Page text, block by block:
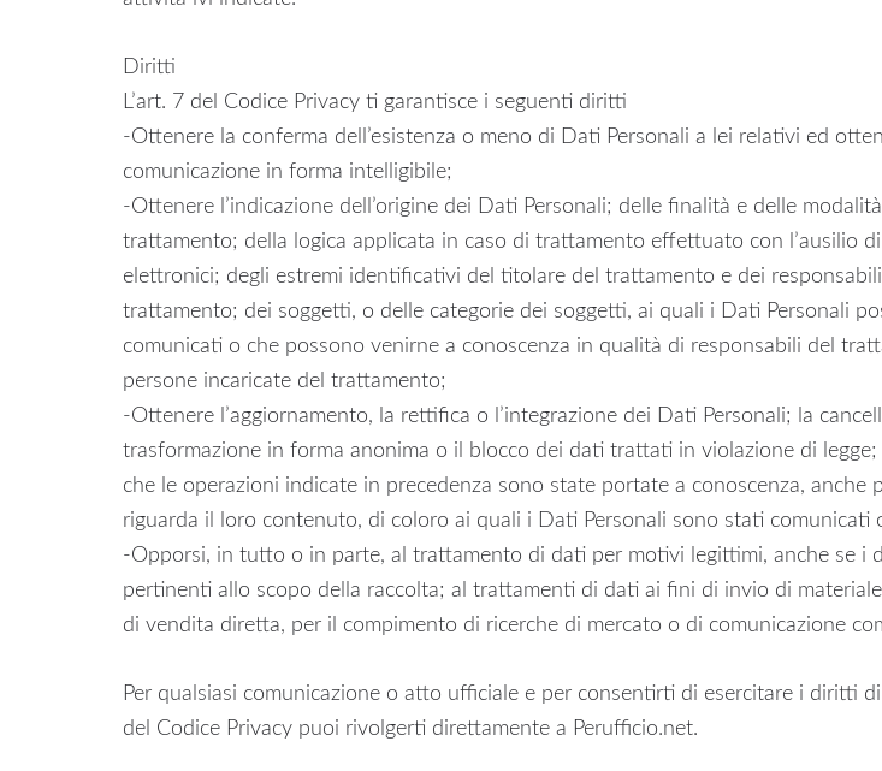
Diritti
L’art. 7 del Codice Privacy ti garantisce i seguenti diritti
-Ottenere la conferma dell’esistenza o meno di Dati Personali a lei relativi ed
comunicazione in forma intelligibile;
-Ottenere l’indicazione dell’origine dei Dati Personali; delle finalità e delle modalità
trattamento; della logica applicata in caso di trattamento effettuato con l’ausilio
elettronici; degli estremi identificativi del titolare del trattamento e dei responsabili
trattamento; dei soggetti, o delle categorie dei soggetti, ai quali i Dati Personali
comunicati o che possono venirne a conoscenza in qualità di responsabili del
persone incaricate del trattamento;
-Ottenere l’aggiornamento, la rettifica o l’integrazione dei Dati Personali; la
trasformazione in forma anonima o il blocco dei dati trattati in violazione di legge;
che le operazioni indicate in precedenza sono state portate a conoscenza, anche
riguarda il loro contenuto, di coloro ai quali i Dati Personali sono stati comunicati
-Opporsi, in tutto o in parte, al trattamento di dati per motivi legittimi, anche se i
pertinenti allo scopo della raccolta; al trattamenti di dati ai fini di invio di
di vendita diretta, per il compimento di ricerche di mercato o di comunicazione
Per qualsiasi comunicazione o atto ufficiale e per consentirti di esercitare i diritti di
del Codice Privacy puoi rivolgerti direttamente a Perufficio.net.